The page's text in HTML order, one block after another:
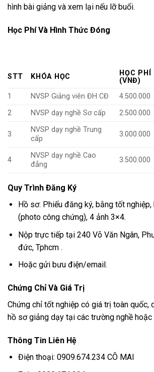
hình bài giảng và xem lại nếu lỡ buổi.
Học Phí Và Hình Thức Đóng
STT KHÓA HỌC
HỌC PHÍ
(VNĐ)
1
NVSP Giảng viên ĐH CĐ 4.500.000
2
NVSP dạy nghề Sơ cấp 2.500.000
3
NVSP dạy nghề Trung
cấp
3.000.000
4
NVSP dạy nghề Cao
đẳng
3.500.000
Quy Trình Đăng Ký
Hồ sơ: Phiếu đăng ký, bằng tốt nghiệp,
(photo công chứng), 4 ảnh 3×4.
Nộp trực tiếp tại 240 Võ Văn Ngân,
đức, Tphcm .
Hoặc gửi bưu điện/email.
Chứng Chỉ Và Giá Trị
Chứng chỉ tốt nghiệp có giá trị toàn quốc,
hồ sơ giảng dạy tại các trường nghề hoặc
Thông Tin Liên Hệ
Điện thoại: 0909.674.234 CÔ MAI